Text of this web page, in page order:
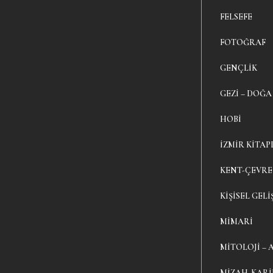
FELSEFE
FOTOĞRAF
GENÇLIK
GEZI – DOĞA
HOBI
İZMIR
KENT-ÇEVRE
KIŞISEL
MIMARI
MITOLOJI –